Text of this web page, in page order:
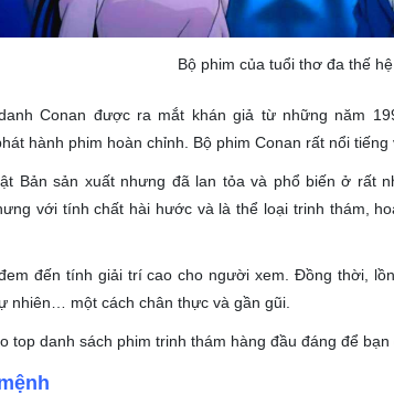
Bộ phim của tuổi thơ đa thế hệ
Conan được ra mắt khán giả từ những năm
hành phim hoàn chỉnh. Bộ phim Conan rất nổi
Bản sản xuất nhưng đã lan tỏa và phổ biến ở rất
với tính chất hài hước và là thể loại trinh thám,
đến tính giải trí cao cho người xem. Đồng thời,
nhiên… một cách chân thực và gần gũi.
top danh sách phim trinh thám hàng đầu đáng để bạn